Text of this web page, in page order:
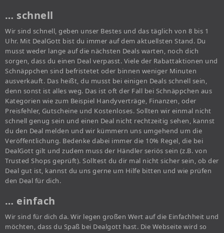
… schnell
Wir sind schnell, geben unser Bestes und das täglich von 8 bis 1
Uhr. Mit DealGott bist du immer auf dem aktuellsten Stand. Du
musst weder lange auf die nächsten Deals warten, noch dich
sorgen, dass du einen Deal verpasst. Viele der Rabattaktionen und
Schnäppchen sind befristetet oder binnen weniger Minuten
ausverkauft. Das heißt, du musst bei einigen Deals schnell sein,
denn sonst ist alles weg. Das ist oft der Fall bei Schnäppchen aus
Kategorien wie zum Beispiel Handyverträge, Finanzen, oder
Preisfehler, Gutscheine und Kostenloses. Sollten wir einmal nicht
schnell genug sein und einen Deal nicht rechtzeitig sehen, kannst
du den Deal melden und wir kümmern uns umgehend um die
Veröffentlichung. Bedenke dabei immer die 10% Regel, die bei
DealGott gilt und zudem muss der Händler seriös sein (z.B. von
Trusted Shops geprüft). Solltest du dir mal nicht sicher sein, ob der
Deal gut ist, kannst du uns gerne um Hilfe bitten und wie prüfen
den Deal für dich.
… einfach
Wir sind für dich da. Wir legen großen Wert auf die Einfachheit und
möchten, dass du Spaß bei Dealgott hast. Die Webseite wird so